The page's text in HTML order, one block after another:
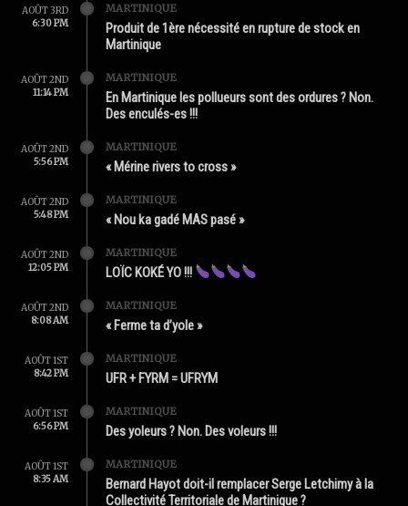
AOÛT 3RD
6:30 PM
MARTINIQUE
Produit de 1ère nécessité en rupture de stock en
Martinique
AOÛT 2ND
11:14 PM
MARTINIQUE
En Martinique les pollueurs sont des ordures ? Non.
Des enculés-es !!!
AOÛT 2ND
5:56 PM
MARTINIQUE
« Mérine rivers to cross »
AOÛT 2ND
5:48 PM
MARTINIQUE
« Nou ka gadé MAS pasé »
AOÛT 2ND
12:05 PM
MARTINIQUE
LOÏC KOKÉ YO !!!
AOÛT 2ND
8:08 AM
MARTINIQUE
« Ferme ta d’yole »
AOÛT 1ST
8:42 PM
MARTINIQUE
UFR + FYRM = UFRYM
AOÛT 1ST
6:56 PM
MARTINIQUE
Des yoleurs ? Non. Des voleurs !!!
AOÛT 1ST
8:35 AM
MARTINIQUE
Bernard Hayot doit-il remplacer Serge Letchimy à la
Collectivité Territoriale de Martinique ?